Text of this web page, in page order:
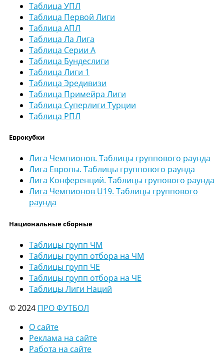
Таблица УПЛ
Таблица Первой Лиги
Таблица АПЛ
Таблица Ла Лига
Таблица Серии А
Таблица Бундеслиги
Таблица Лиги 1
Таблица Эредивизи
Таблица Примейра Лиги
Таблица Суперлиги Турции
Таблица РПЛ
Еврокубки
Лига Чемпионов. Таблицы группового раунда
Лига Европы. Таблицы группового раунда
Лига Конференций. Таблицы групового раунда
Лига Чемпионов U19. Таблицы группового
раунда
Национальные сборные
Таблицы групп ЧМ
Таблицы групп отбора на ЧМ
Таблицы групп ЧЕ
Таблицы групп отбора на ЧЕ
Таблицы Лиги Наций
© 2024 ПРО ФУТБОЛ
О сайте
Реклама на сайте
Работа на сайте